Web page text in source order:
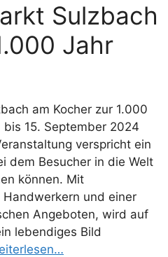
Sulzbach
Jahr
am Kocher zur 1.000
15. September 2024
verspricht ein
dem Besucher in die Welt
können. Mit
und einer
Angeboten, wird auf
lebendiges Bild